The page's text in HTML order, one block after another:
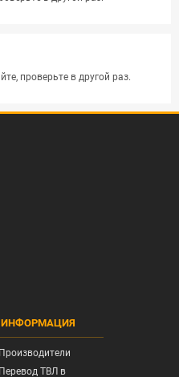
проверьте в другой раз.
ИНФОРМАЦИЯ
Производители
Перевод ТВЛ в